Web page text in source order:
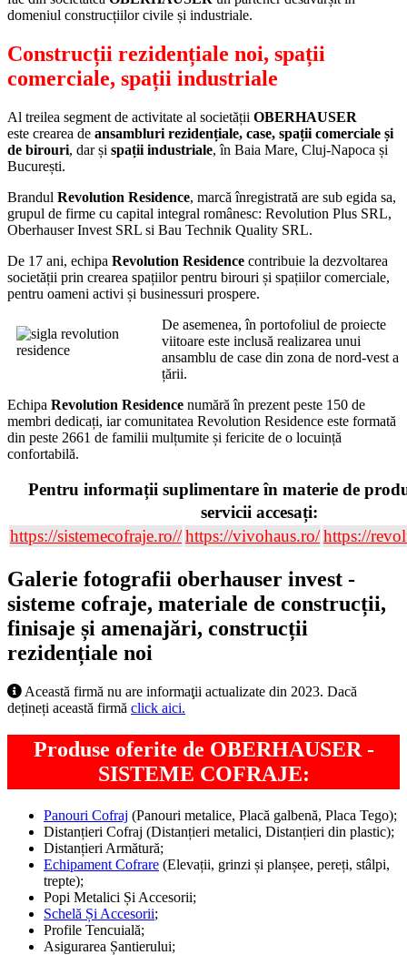
domeniul construcțiilor civile și industriale.
Construcții rezidențiale noi, spații
comerciale, spații industriale
Al treilea segment de activitate al societății OBERHAUSER
este crearea de ansambluri rezidențiale, case, spații comerciale și
de birouri, dar și spații industriale, în Baia Mare, Cluj-Napoca și
București.
Brandul Revolution Residence, marcă înregistrată are sub egida sa,
grupul de firme cu capital integral românesc: Revolution Plus SRL,
Oberhauser Invest SRL si Bau Technik Quality SRL.
De 17 ani, echipa Revolution Residence contribuie la dezvoltarea
societății prin crearea spațiilor pentru birouri și spațiilor comerciale,
pentru oameni activi și businessuri prospere.
De asemenea, în portofoliul de proiecte
viitoare este inclusă realizarea unui
ansamblu de case din zona de nord-vest a
țării.
Echipa Revolution Residence numără în prezent peste 150 de
membri dedicați, iar comunitatea Revolution Residence este formată
din peste 2661 de familii mulțumite și fericite de o locuință
confortabilă.
Pentru informații suplimentare în materie de
servicii accesați:
https://sistemecofraje.ro//https://vivohaus.ro/https://
Galerie fotografii oberhauser invest -
sisteme cofraje, materiale de construcții,
finisaje și amenajări, construcții
rezidențiale noi
Această firmă nu are informaţii actualizate din 2023. Dacă
dețineți această firmă click aici.
Produse oferite de OBERHAUSER -
SISTEME COFRAJE:
Panouri Cofraj (Panouri metalice, Placă galbenă, Placa Tego);
Distanțieri Cofraj (Distanțieri metalici, Distanțieri din plastic);
Distanțieri Armătură;
Echipament Cofrare (Elevații, grinzi și planșee, pereți, stâlpi,
trepte);
Popi Metalici Și Accesorii;
Schelă Și Accesorii;
Profile Tencuială;
Asigurarea Șantierului;